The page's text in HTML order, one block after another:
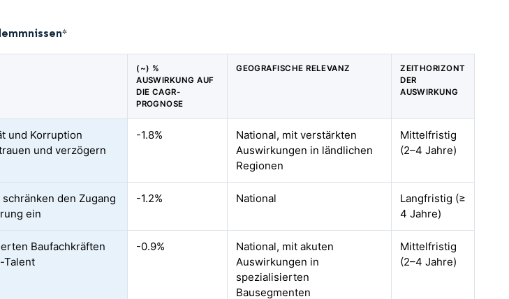
*
(~) %
AUSWIRKUNG AUF
DIE CAGR-
PROGNOSE
GEOGRAFISCHE RELEVANZ
ZEITHORIZONT
DER
AUSWIRKUNG
und Korruption
und verzögern
-1.8%
National, mit verstärkten
Auswirkungen in ländlichen
Regionen
Mittelfristig
(2–4 Jahre)
den Zugang
ein
-1.2% National
Langfristig (≥
4 Jahre)
Baufachkräften
Talent
-0.9%
National, mit akuten
Auswirkungen in
spezialisierten
Bausegmenten
Mittelfristig
(2–4 Jahre)